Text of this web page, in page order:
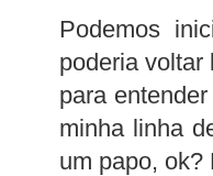
Podemos
poderia voltar
para
minha linha
um papo, ok?